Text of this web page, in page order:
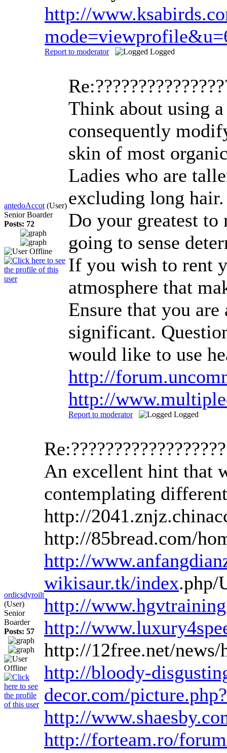
http://
Report to moderator Logged
antedoAccot (User)
Senior Boarder
Posts: 72
Think about using
consequently
skin of most
Ladies who are
excluding long
Do your greatest to
going to sense
If you wish to rent
atmosphere that
Ensure that you
significant.
would like to use
http://
http://
Report to moderator Logged
ordicsdyroilt
(User)
Senior
Boarder
Posts: 57
An excellent hint that
contemplating
http://
http://85bread.com/
http://
wikisaur.tk/index.php/
http://
http://
http://12free.net/
http://bloody-
decor.com/
http://
http://forteam.ro/